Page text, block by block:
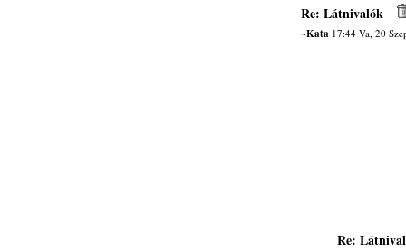
Re: Látnivalók
~Kata17:44 Va, 20
Re: